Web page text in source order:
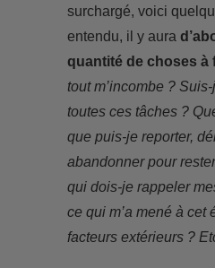
surchargé, voici
entendu, il y aura
quantité de choses à
tout m’incombe ?
toutes ces tâches ?
que puis-je reporter,
abandonner pour
qui dois-je rappeler
ce qui m’a mené à cet
facteurs extérieurs ?